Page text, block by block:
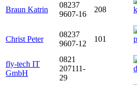
Braun Katrin
08237
9607-16
208
Christ Peter
08237
9607-12
101
fly-tech IT
GmbH
0821
207111-
29